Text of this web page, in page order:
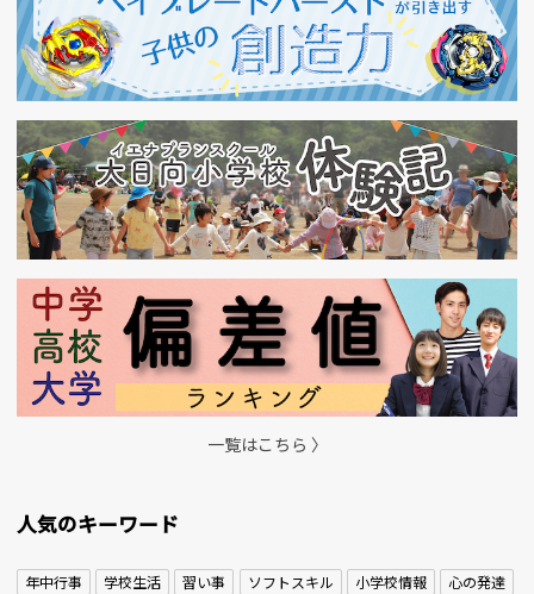
一覧はこちら 〉
人気のキーワード
年中行事 学校生活 習い事 ソフトスキル 小学校情報
心の発達